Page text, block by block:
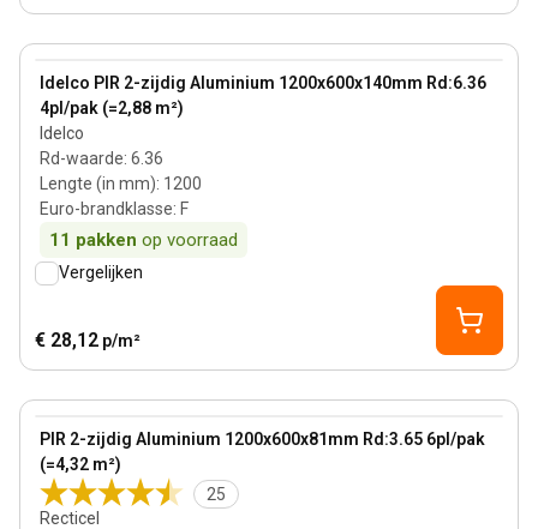
Idelco PIR 2-zijdig Aluminium 1200x600x140mm Rd:6.36
4pl/pak (=2,88 m²)
Idelco
Rd-waarde: 6.36
Lengte (in mm): 1200
Euro-brandklasse: F
11 pakken op voorraad
View product
Vergelijken
€ 28,12 p/m²
PIR 2-zijdig Aluminium 1200x600x81mm Rd:3.65 6pl/pak
(=4,32 m²)
25
Recticel
View product